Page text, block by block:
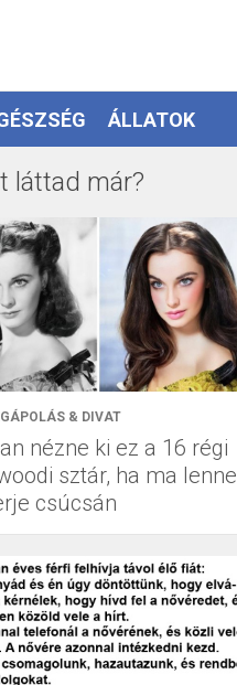
ÁLLATOK
láttad már?
& DIVAT
nézne ki ez a 16 régi
sztár, ha ma lenne
csúcsán